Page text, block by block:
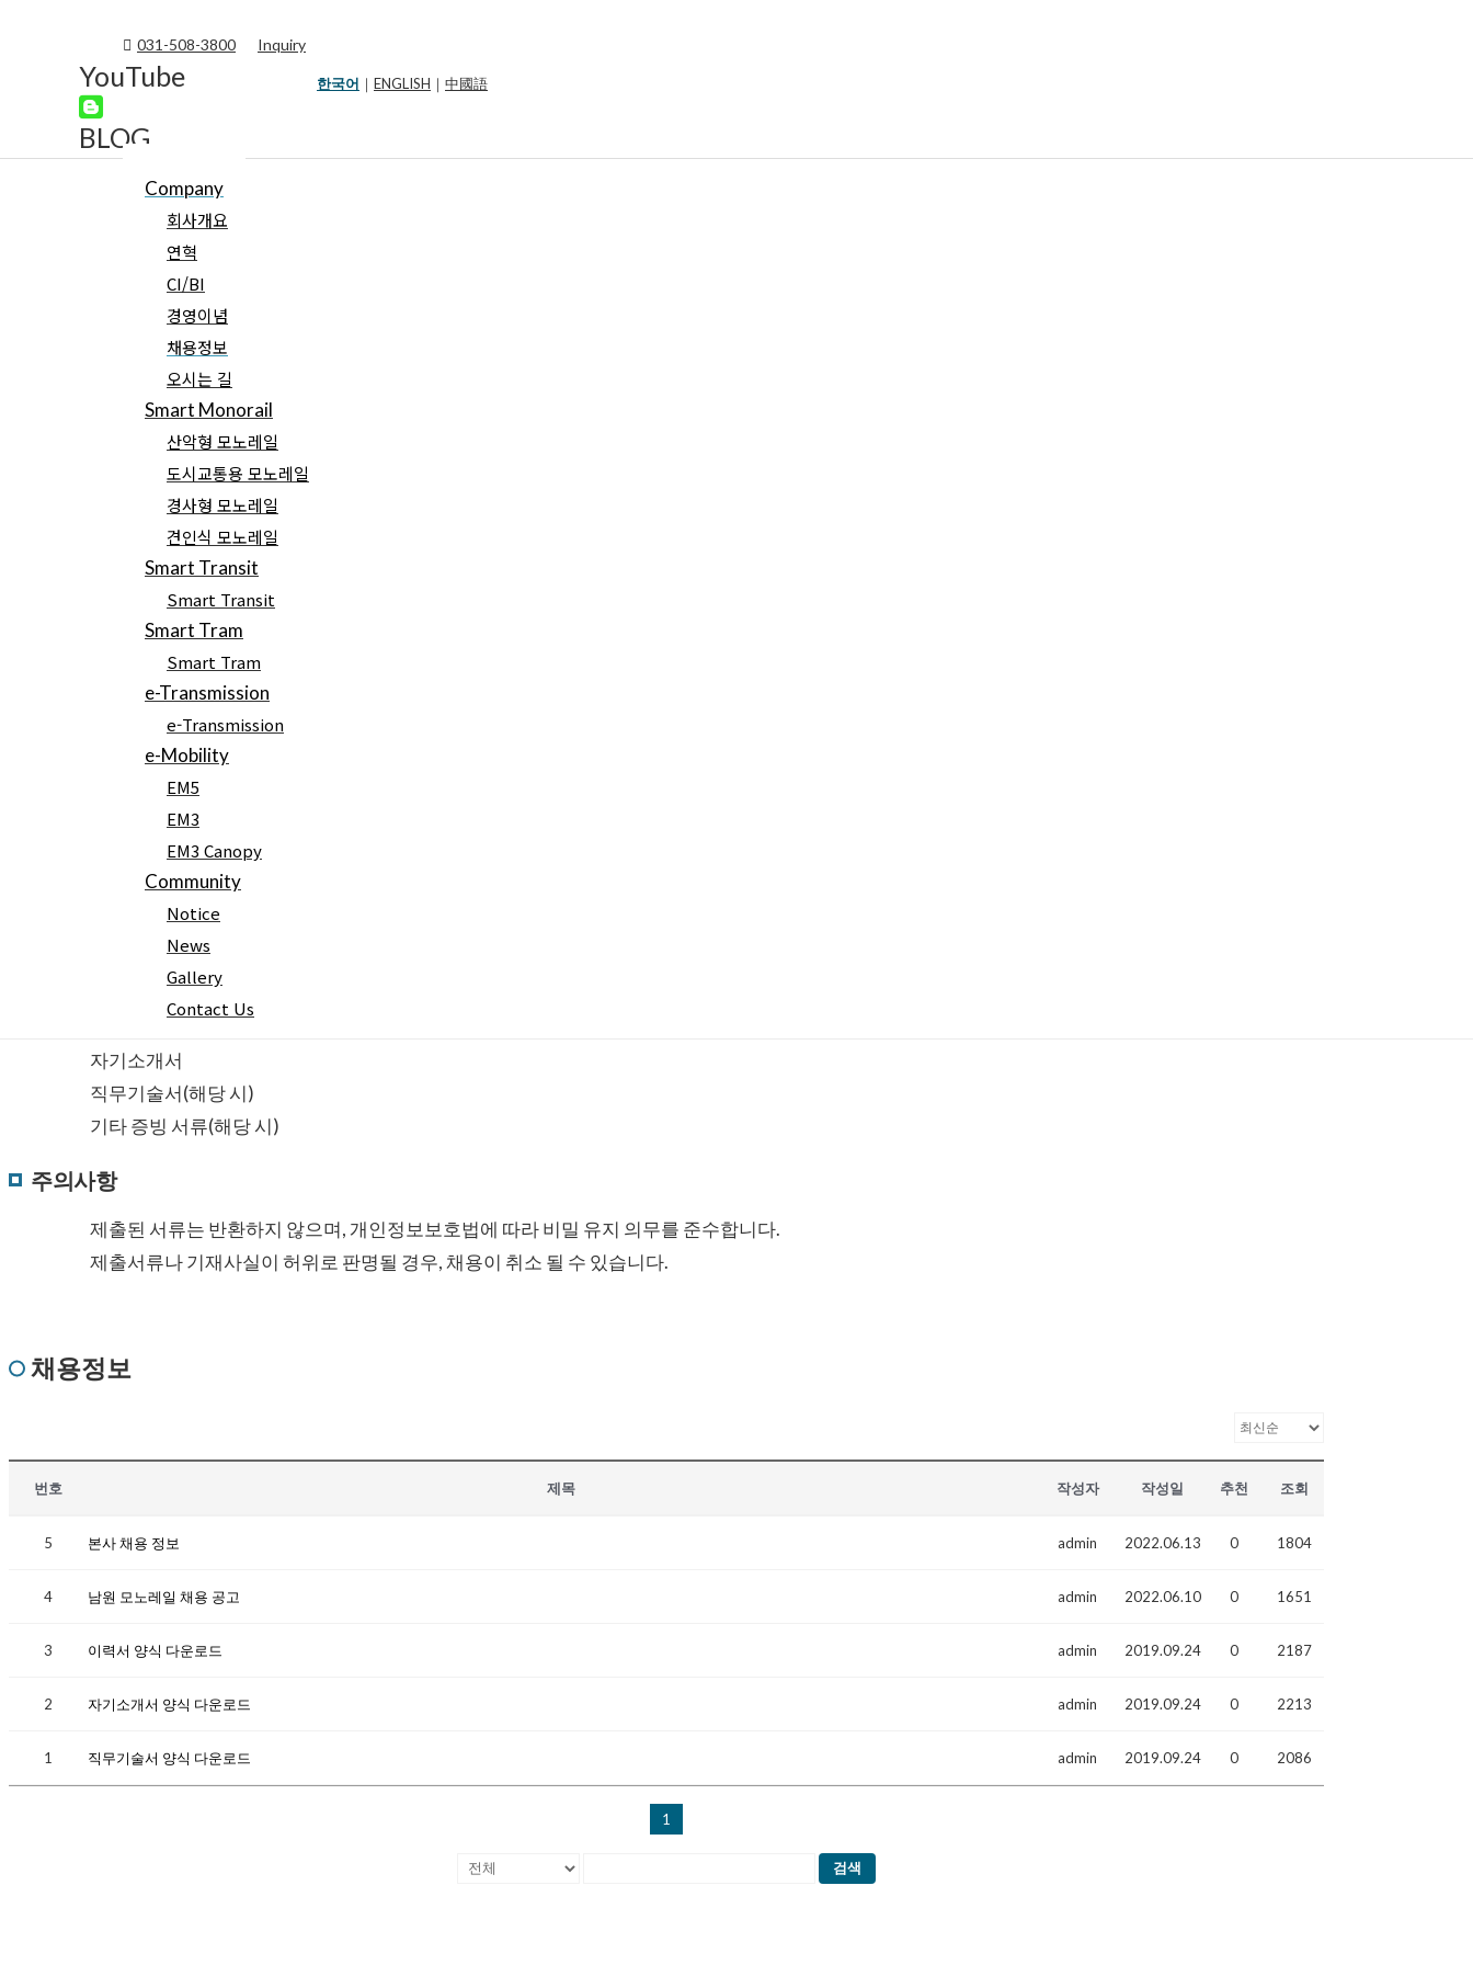
031-508-3800 Inquiry
YouTube
BLOG
한국어 ｜ ENGLISH ｜ 中國語
Company
회사개요
연혁
CI/BI
경영이념
채용정보
오시는 길
Smart Monorail
산악형 모노레일
도시교통용 모노레일
경사형 모노레일
견인식 모노레일
Smart Transit
Smart Transit
Smart Tram
Smart Tram
e-Transmission
e-Transmission
e-Mobility
EM5
EM3
EM3 Canopy
Community
Notice
News
Gallery
Contact Us
오시는 길
블라인드 채용
자기소개서
직무기술서(해당 시)
기타 증빙 서류(해당 시)
주의사항
제출된 서류는 반환하지 않으며, 개인정보보호법에 따라 비밀 유지 의무를 준수합니다.
제출서류나 기재사실이 허위로 판명될 경우, 채용이 취소 될 수 있습니다.
채용정보
번호 제목 작성자 작성일 추천 조회
5 본사 채용 정보 admin 2022.06.13 0 1804
4 남원 모노레일 채용 공고 admin 2022.06.10 0 1651
3 이력서 양식 다운로드 admin 2019.09.24 0 2187
2 자기소개서 양식 다운로드 admin 2019.09.24 0 2213
1 직무기술서 양식 다운로드 admin 2019.09.24 0 2086
1
검색